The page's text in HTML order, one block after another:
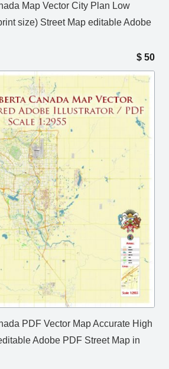
Map Vector City Plan Low
size) Street Map editable Adobe
$ 50
PDF Vector Map Accurate High
Adobe PDF Street Map in